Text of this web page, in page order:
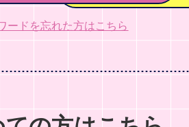
ードを忘れた方はこちら